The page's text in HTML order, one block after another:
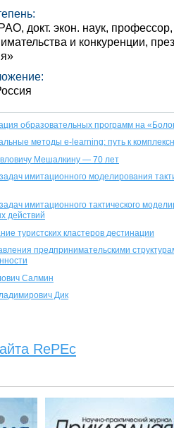
докт. экон. наук,
и конкуренции,
образовательных программ на
методы e-learning: путь к
Мешалкину — 70 лет
имитационного моделирования
имитационного тактического
действий
туристских кластеров дестинации
предпринимательскими
Салмин
Дик
RePEc